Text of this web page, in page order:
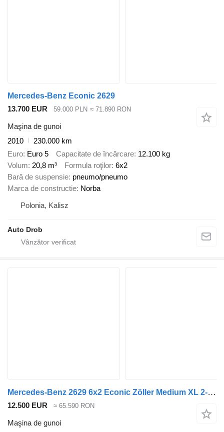
Mercedes-Benz Econic 2629
13.700 EUR
59.000 PLN ≈ 71.890 RON
Maşina de gunoi
2010
230.000 km
Euro Euro 5 Capacitate de încărcare 12.100 kg
Volum 20,8 m³ Formula roţilor 6x2
Bară de suspensie pneumo/pneumo
Marca de constructie Norba
Polonia, Kalisz
Auto Drob
Mercedes-Benz 2629 6x2 Econic Zöller Medium XL 2-Kammer
12.500 EUR ≈ 65.590 RON
Maşina de gunoi